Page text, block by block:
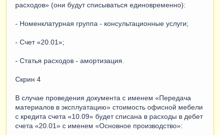
расходов» (они будут списываться единовременно):
- Номенклатурная группа - консультационные услуги;
- Счет «20.01»;
- Статья расходов - амортизация.
Скрин 4
В случае проведения документа с именем «Передача
материалов в эксплуатацию» стоимость офисной мебели
с кредита счета «10.09» будет списана в расходы в дебет
счета «20.01» с именем «Основное производство»: